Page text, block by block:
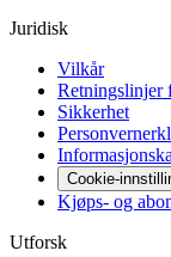
Juridisk
Vilkår
Retningslinjer
Sikkerhet
Cookie-
Kjøps- og
Utforsk